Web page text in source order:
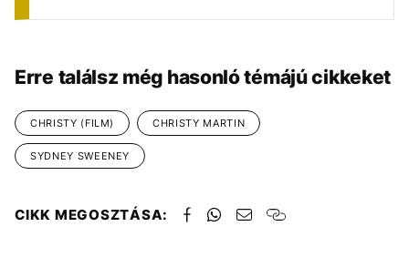
Erre találsz még hasonló témájú cikkeket
CHRISTY (FILM) CHRISTY MARTIN
SYDNEY SWEENEY
CIKK MEGOSZTÁSA: